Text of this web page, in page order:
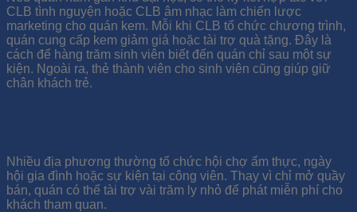
CLB tình nguyện hoặc CLB âm nhạc làm chiến lược
marketing cho quán kem. Mỗi khi CLB tổ chức chương trình,
quán cung cấp kem giảm giá hoặc tài trợ quà tặng. Đây là
cách để hàng trăm sinh viên biết đến quán chỉ sau một sự
kiện. Ngoài ra, thẻ thành viên cho sinh viên cũng giúp giữ
chân khách trẻ.
Nhiều địa phương thường tổ chức hội chợ ẩm thực, ngày
hội gia đình hoặc sự kiện tại công viên. Thay vì chỉ mở quầy
bán, quán có thể tài trợ vài trăm ly nhỏ để phát miễn phí cho
khách tham quan.